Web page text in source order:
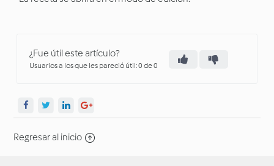
¿Fue útil este artículo?
Usuarios a los que les pareció útil: 0 de 0
Regresar al inicio